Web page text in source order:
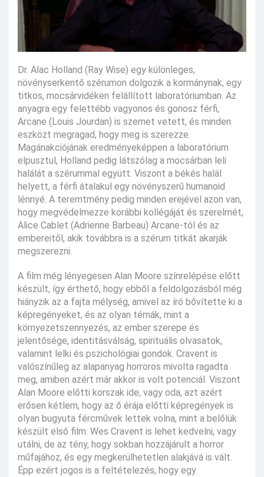
Dr. Alac Holland (Ray Wise) egy különleges,
növényserkentő szérumon dolgozik a kormánynak, egy
titkos, mocsárvidéken felállított laboratóriumban. Az
anyagra egy felettébb vagyonos és gonosz férfi,
Arcane (Louis Jourdan) is szemet vetett, és minden
eszközt megragad, hogy meg is szerezze.
Magánakciójának eredményeképpen a laboratórium
elpusztul, Holland pedig látszólag a mocsárban leli
halálát a szérummal együtt. Viszont a békés halál
helyett, a férfi átalakul egy növényszerű humanoid
lénnyé. A teremtmény pedig minden erejével azon van,
hogy megvédelmezze korábbi kollégáját és szerelmét,
Alice Cablet (Adrienne Barbeau) Arcane-tól és az
embereitől, akik továbbra is a szérum titkát akarják
megszerezni.
A film még lényegesen Alan Moore színrelépése előtt
készült, így érthető, hogy ebből a feldolgozásból még
hiányzik az a fajta mélység, amivel az író bővítette ki a
képregényeket, és az olyan témák, mint a
környezetszennyezés, az ember szerepe és
jelentősége, identitásválság, spirituális olvasatok,
valamint lelki és pszichológiai gondok. Cravent is
valószínűleg az alapanyag horroros mivolta ragadta
meg, amiben azért már akkor is volt potenciál. Viszont
Alan Moore előtti korszak ide, vagy oda, azt azért
erősen kétlem, hogy az ő érája előtti képregények is
olyan bugyuta fércművek lettek volna, mint a belőlük
készült első film. Wes Cravent is lehet kedvelni, vagy
utálni, de az tény, hogy sokban hozzájárult a horror
műfajához, és egy megkerülhetetlen alakjává is vált.
Épp ezért jogos is a feltételezés, hogy egy